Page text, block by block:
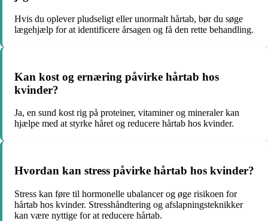
Hvis du oplever pludseligt eller unormalt hårtab, bør du søge
lægehjælp for at identificere årsagen og få den rette behandling.
Kan kost og ernæring påvirke hårtab hos
kvinder?
Ja, en sund kost rig på proteiner, vitaminer og mineraler kan
hjælpe med at styrke håret og reducere hårtab hos kvinder.
Hvordan kan stress påvirke hårtab hos kvinder?
Stress kan føre til hormonelle ubalancer og øge risikoen for
hårtab hos kvinder. Stresshåndtering og afslapningsteknikker
kan være nyttige for at reducere hårtab.